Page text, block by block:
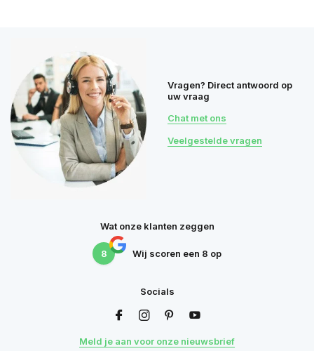
Vragen? Direct antwoord op
uw vraag
Chat met ons
Veelgestelde vragen
Wat onze klanten zeggen
8 Wij scoren een 8 op
Socials
Meld je aan voor onze nieuwsbrief